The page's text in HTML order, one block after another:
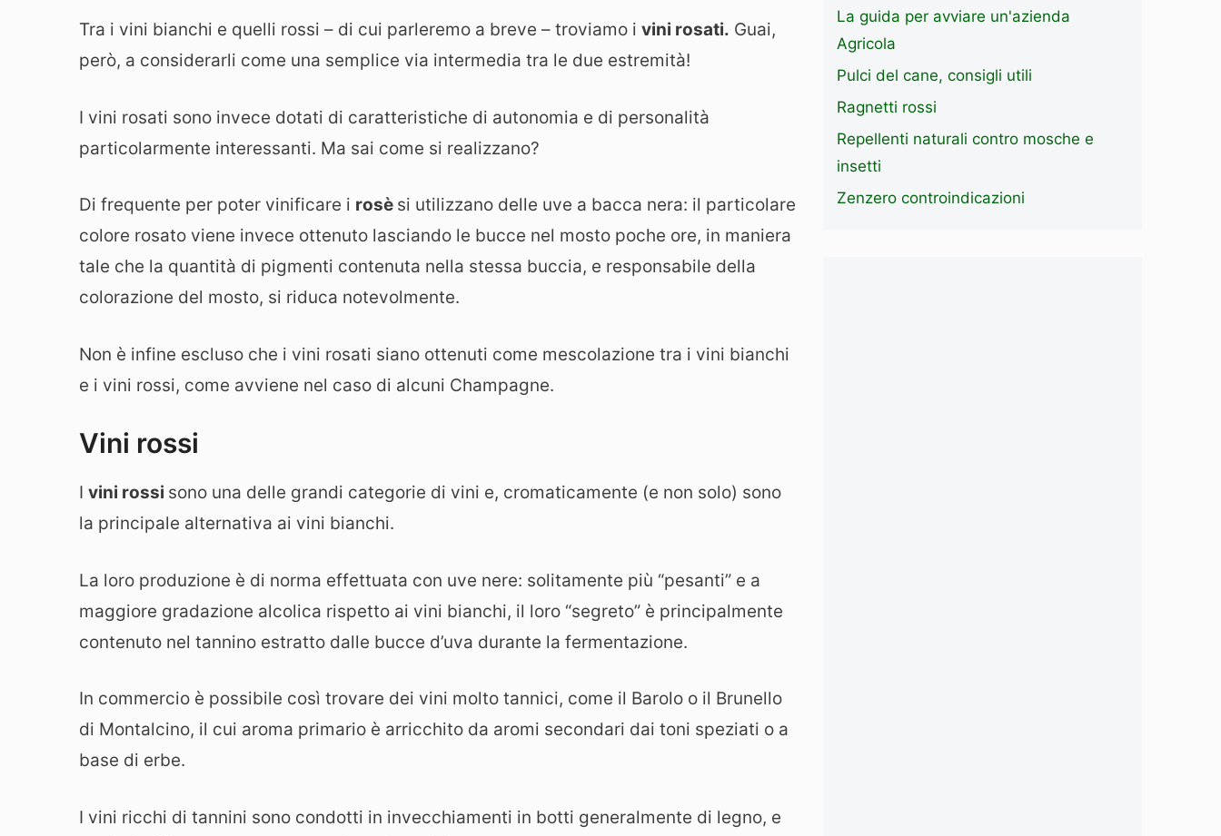
Tra i vini bianchi e quelli rossi – di cui parleremo a breve – troviamo i vini rosati. Guai,
però, a considerarli come una semplice via intermedia tra le due estremità!
I vini rosati sono invece dotati di caratteristiche di autonomia e di personalità
particolarmente interessanti. Ma sai come si realizzano?
Di frequente per poter vinificare i rosè si utilizzano delle uve a bacca nera: il particolare
colore rosato viene invece ottenuto lasciando le bucce nel mosto poche ore, in maniera
tale che la quantità di pigmenti contenuta nella stessa buccia, e responsabile della
colorazione del mosto, si riduca notevolmente.
Non è infine escluso che i vini rosati siano ottenuti come mescolazione tra i vini bianchi
e i vini rossi, come avviene nel caso di alcuni Champagne.
Vini rossi
I vini rossi sono una delle grandi categorie di vini e, cromaticamente (e non solo) sono
la principale alternativa ai vini bianchi.
La loro produzione è di norma effettuata con uve nere: solitamente più “pesanti” e a
maggiore gradazione alcolica rispetto ai vini bianchi, il loro “segreto” è principalmente
contenuto nel tannino estratto dalle bucce d’uva durante la fermentazione.
In commercio è possibile così trovare dei vini molto tannici, come il Barolo o il Brunello
di Montalcino, il cui aroma primario è arricchito da aromi secondari dai toni speziati o a
base di erbe.
I vini ricchi di tannini sono condotti in invecchiamenti in botti generalmente di legno, e
La guida per avviare un'azienda
Agricola
Pulci del cane, consigli utili
Ragnetti rossi
Repellenti naturali contro mosche e
insetti
Zenzero controindicazioni